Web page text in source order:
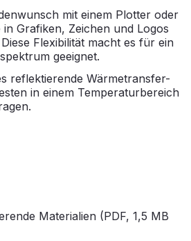
mit einem Plotter oder
Grafiken, Zeichen und Logos
Flexibilität macht es für ein
geeignet.
reflektierende Wärmetransfer-
in einem Temperaturbereich
Materialien (PDF, 1,5 MB